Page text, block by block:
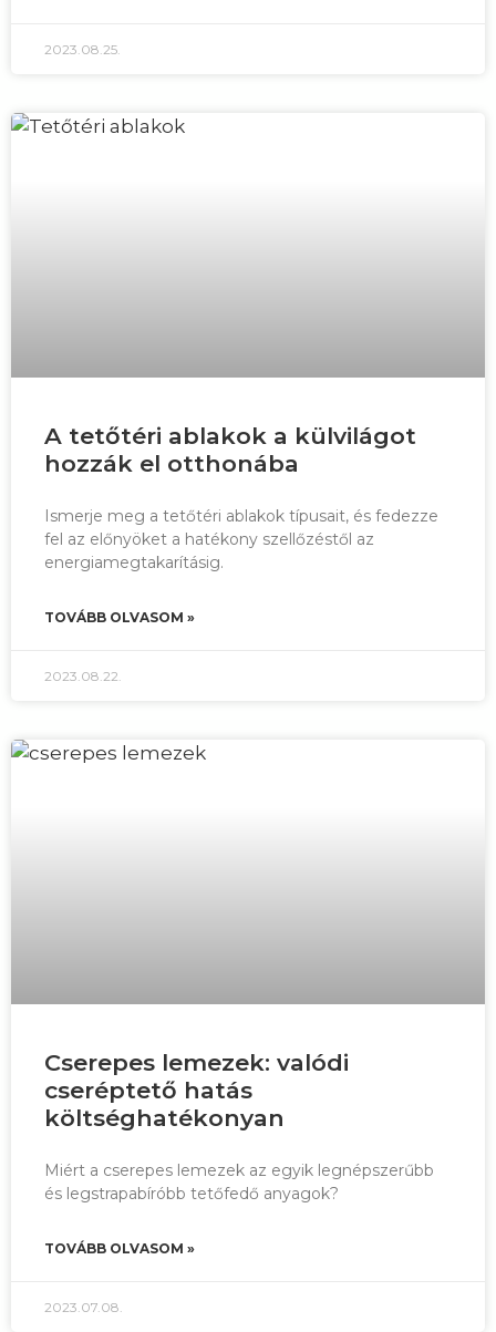
2023.08.25.
A tetőtéri ablakok a külvilágot
hozzák el otthonába
Ismerje meg a tetőtéri ablakok típusait, és fedezze
fel az előnyöket a hatékony szellőzéstől az
energiamegtakarításig.
TOVÁBB OLVASOM »
2023.08.22.
Cserepes lemezek: valódi
cseréptető hatás
költséghatékonyan
Miért a cserepes lemezek az egyik legnépszerűbb
és legstrapabíróbb tetőfedő anyagok?
TOVÁBB OLVASOM »
2023.07.08.